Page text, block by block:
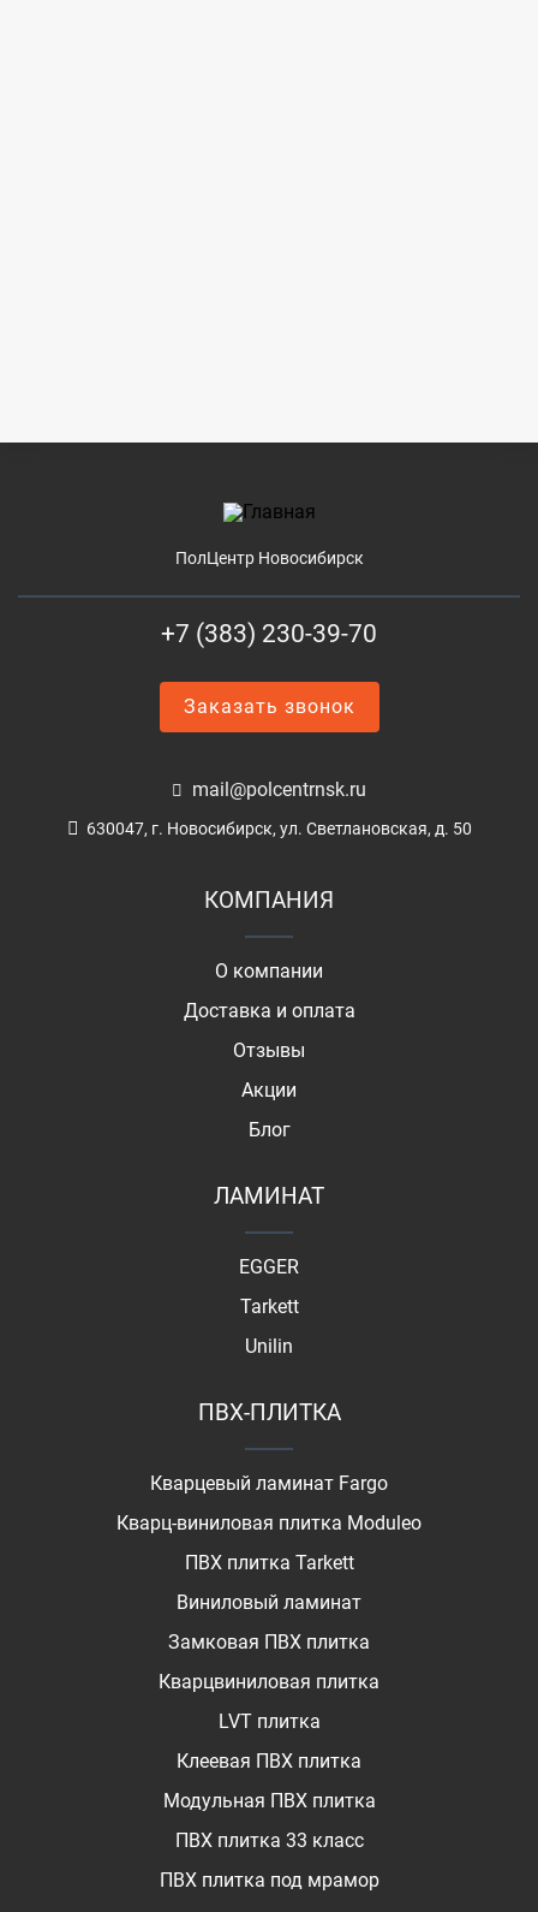
ПолЦентр Новосибирск
+7 (383) 230-39-70
Заказать звонок
mail@polcentrnsk.ru
630047, г. Новосибирск, ул. Светлановская, д. 50
КОМПАНИЯ
О компании
Доставка и оплата
Отзывы
Акции
Блог
ЛАМИНАТ
EGGER
Tarkett
Unilin
ПВХ-ПЛИТКА
Кварцевый ламинат Fargo
Кварц-виниловая плитка Moduleo
ПВХ плитка Tarkett
Виниловый ламинат
Замковая ПВХ плитка
Кварцвиниловая плитка
LVT плитка
Клеевая ПВХ плитка
Модульная ПВХ плитка
ПВХ плитка 33 класс
ПВХ плитка под мрамор